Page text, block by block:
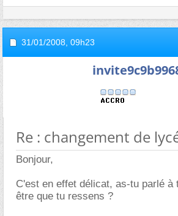
31/01/2008, 09h23
Re : changement de
Bonjour,
C'est en effet délicat, as-tu parlé à
être que tu ressens ?